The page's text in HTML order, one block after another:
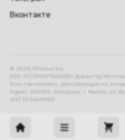
Вконтакте
ООО «СТОНОУТБУКОВ» Директор
Константинович, действующий на
Адрес: 220100, Беларусь, г. Минск, ул.